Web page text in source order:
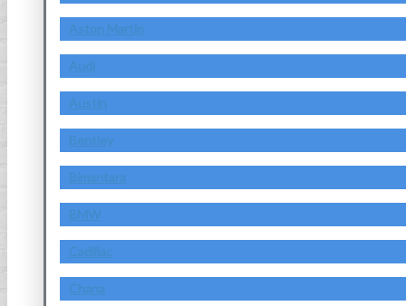
Aston Martin
Audi
Austin
Bentley
Bimantara
BMW
Cadillac
Chana